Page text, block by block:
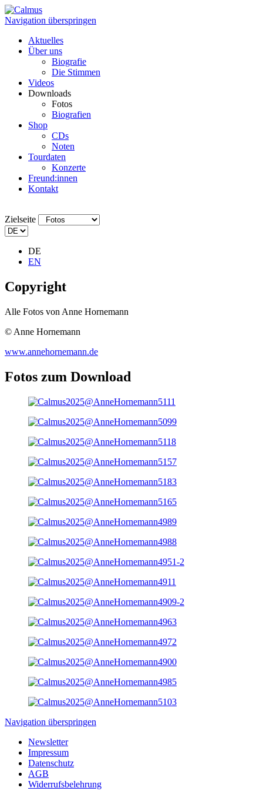
Navigation überspringen
Aktuelles
Über uns
Biografie
Die Stimmen
Videos
Downloads
Fotos
Biografien
Shop
CDs
Noten
Tourdaten
Konzerte
Freund:innen
Kontakt
Zielseite
DE
EN
Copyright
Alle Fotos von Anne Hornemann
© Anne Hornemann
www.annehornemann.de
Fotos zum Download
Navigation überspringen
Newsletter
Impressum
Datenschutz
AGB
Widerrufsbelehrung